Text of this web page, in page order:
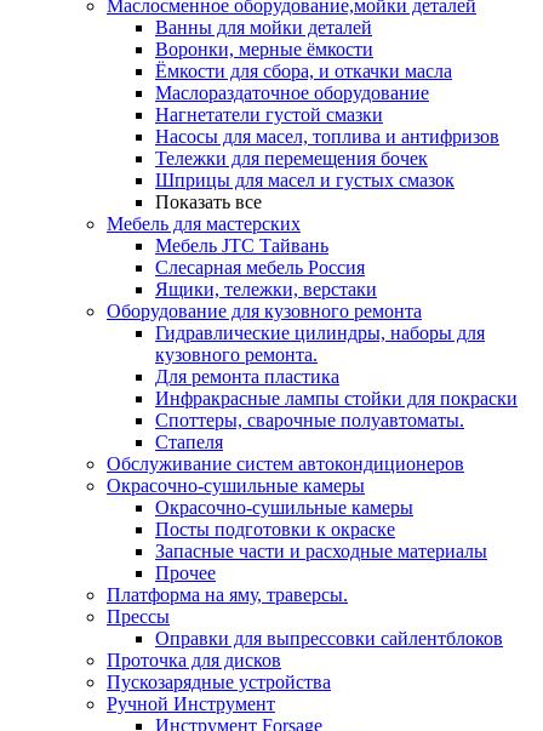
Маслосменное оборудование,мойки деталей
Ванны для мойки деталей
Воронки, мерные ёмкости
Ёмкости для сбора, и откачки масла
Маслораздаточное оборудование
Нагнетатели густой смазки
Насосы для масел, топлива и антифризов
Тележки для перемещения бочек
Шприцы для масел и густых смазок
Показать все
Мебель для мастерских
Мебель JTC Тайвань
Слесарная мебель Россия
Ящики, тележки, верстаки
Оборудование для кузовного ремонта
Гидравлические цилиндры, наборы для
кузовного ремонта.
Для ремонта пластика
Инфракрасные лампы стойки для покраски
Споттеры, сварочные полуавтоматы.
Стапеля
Обслуживание систем автокондиционеров
Окрасочно-сушильные камеры
Окрасочно-сушильные камеры
Посты подготовки к окраске
Запасные части и расходные материалы
Прочее
Платформа на яму, траверсы.
Прессы
Оправки для выпрессовки сайлентблоков
Проточка для дисков
Пускозарядные устройства
Ручной Инструмент
Инструмент Forsage